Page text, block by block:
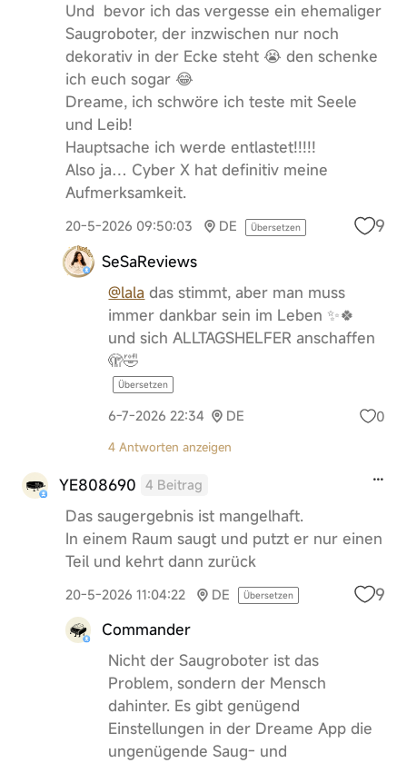
Und bevor ich das vergesse ein ehemaliger
Saugroboter, der inzwischen nur noch
dekorativ in der Ecke steht 😭 den schenke
ich euch sogar 😂
Dreame, ich schwöre ich teste mit Seele
und Leib!
Hauptsache ich werde entlastet!!!!!
Also ja… Cyber X hat definitiv meine
Aufmerksamkeit.
20-5-2026 09:50:03 DE Übersetzen 9
SeSaReviews
@lala das stimmt, aber man muss
immer dankbar sein im Leben ✨🍀
und sich ALLTAGSHELFER anschaffen
🫣🤣
Übersetzen
6-7-2026 22:34 DE 0
4 Antworten anzeigen
YE808690 4 Beitrag
Das saugergebnis ist mangelhaft.
In einem Raum saugt und putzt er nur einen
Teil und kehrt dann zurück
20-5-2026 11:04:22 DE Übersetzen 9
Commander
Nicht der Saugroboter ist das
Problem, sondern der Mensch
dahinter. Es gibt genügend
Einstellungen in der Dreame App die
ungenügende Saug- und